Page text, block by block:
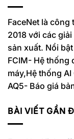
FaceNet là
2018 với các
sản xuất. Nổi
FCIM- Hệ thống
máy,Hệ thống
AQ5- Báo giá
BÀI VIẾT GẦN